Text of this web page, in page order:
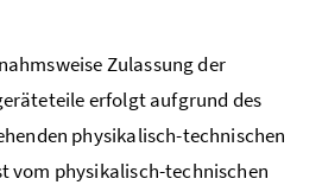
Zulassung der
erfolgt aufgrund des
physikalisch-technischen
vom physikalisch-technischen